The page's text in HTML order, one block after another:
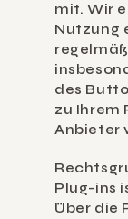
mit. Wir
Nutzung
des
zu Ihrem
Anbieter
Plug-ins
Über die